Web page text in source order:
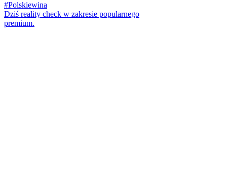
Dziś reality check w zakresie popularnego
premium.